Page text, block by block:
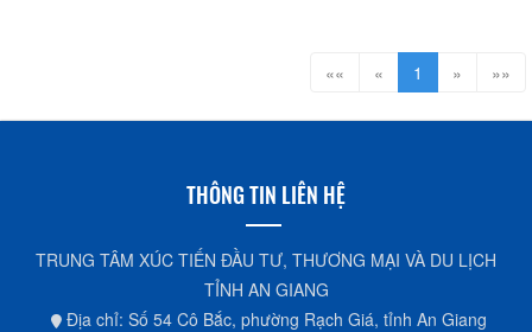
«« « 1 » »»
THÔNG TIN LIÊN HỆ
TRUNG TÂM XÚC TIẾN ĐẦU TƯ, THƯƠNG MẠI VÀ DU LỊCH
TỈNH AN GIANG
Địa chỉ: Số 54 Cô Bắc, phường Rạch Giá, tỉnh An Giang